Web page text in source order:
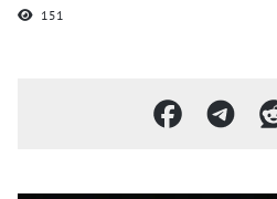
151